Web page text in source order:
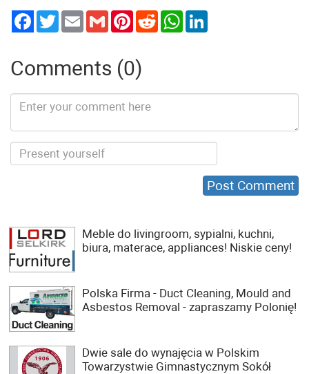
TwitterEmail Gmail PinterestReddit WhatsApp
Comments (0)
Meble do livingroom, sypialni, kuchni,
biura, materace, appliances! Niskie ceny!
Polska Firma - Duct Cleaning, Mould and
Asbestos Removal - zapraszamy Polonię!
Dwie sale do wynajęcia w Polskim
Towarzystwie Gimnastycznym Sokół